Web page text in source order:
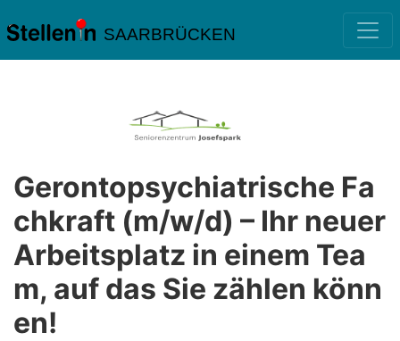
SAARBRÜCKEN
Gerontopsychiatrische Fa
chkraft (m/w/d) – Ihr neuer
Arbeitsplatz in einem Tea
m, auf das Sie zählen könn
en!